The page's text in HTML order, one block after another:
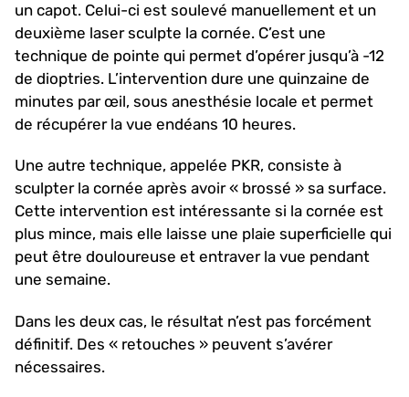
un capot. Celui-ci est soulevé manuellement et un
deuxième laser sculpte la cornée. C’est une
technique de pointe qui permet d’opérer jusqu’à -12
de dioptries. L’intervention dure une quinzaine de
minutes par œil, sous anesthésie locale et permet
de récupérer la vue endéans 10 heures.
Une autre technique, appelée PKR, consiste à
sculpter la cornée après avoir « brossé » sa surface.
Cette intervention est intéressante si la cornée est
plus mince, mais elle laisse une plaie superficielle qui
peut être douloureuse et entraver la vue pendant
une semaine.
Dans les deux cas, le résultat n’est pas forcément
définitif. Des « retouches » peuvent s’avérer
nécessaires.